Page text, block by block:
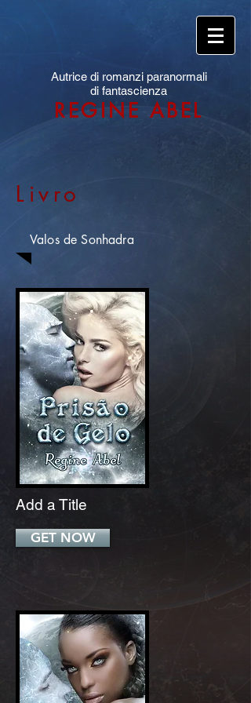
Autrice di romanzi paranormali
di fantascienza
REGINE ABEL
Livro
Valos de Sonhadra
Add a Title
GET NOW